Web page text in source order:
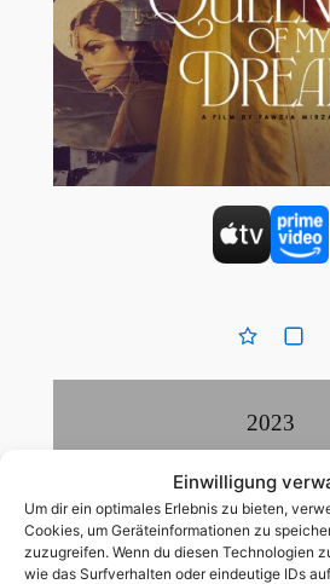
Einwilligung
Um dir ein optimales Erlebnis zu bieten,
Cookies, um Geräteinformationen zu
zuzugreifen. Wenn du diesen Technologien
wie das Surfverhalten oder eindeutige IDs
2023
Drama,
98 Min